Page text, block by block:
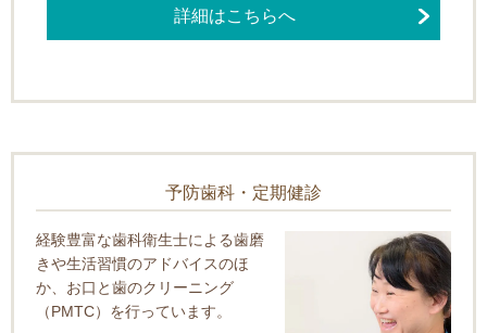
詳細はこちらへ
予防歯科・定期健診
経験豊富な歯科衛生士による歯磨
きや生活習慣のアドバイスのほ
か、お口と歯のクリーニング
（PMTC）を行っています。